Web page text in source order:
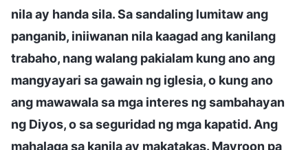
nila ay handa sila. Sa sandaling lumitaw ang
panganib, iniiwanan nila kaagad ang kanilang
trabaho, nang walang pakialam kung ano ang
mangyayari sa gawain ng iglesia, o kung ano
ang mawawala sa mga interes ng sambahayan
ng Diyos, o sa seguridad ng mga kapatid. Ang
mahalaga sa kanila ay makatakas. Mayroon pa